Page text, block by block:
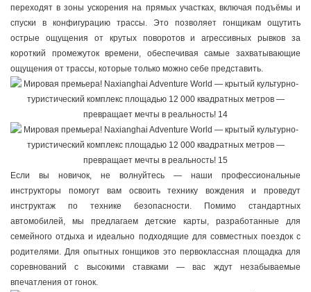
переходят в зоны ускорения на прямых участках, включая подъёмы и
спуски в конфигурацию трассы. Это позволяет гонщикам ощутить
острые ощущения от крутых поворотов и агрессивных рывков за
короткий промежуток времени, обеспечивая самые захватывающие
ощущения от трассы, которые только можно себе представить.
Если вы новичок, не волнуйтесь — наши профессиональные
инструкторы помогут вам освоить технику вождения и проведут
инструктаж по технике безопасности. Помимо стандартных
автомобилей, мы предлагаем детские карты, разработанные для
семейного отдыха и идеально подходящие для совместных поездок с
родителями. Для опытных гонщиков это первоклассная площадка для
соревнований с высокими ставками — вас ждут незабываемые
впечатления от гонок.